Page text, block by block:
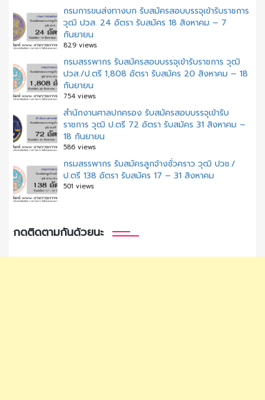
กรมการขนส่งทางบก รับสมัครสอบบรรจุเข้ารับราชการ
วุฒิ ปวส. 24 อัตรา รับสมัคร 18 สิงหาคม – 7
กันยายน
829 views
กรมสรรพากร รับสมัครสอบบรรจุเข้ารับราชการ วุฒิ
ปวส./ป.ตรี 1,808 อัตรา รับสมัคร 20 สิงหาคม – 18
กันยายน
754 views
สํานักงานศาลปกครอง รับสมัครสอบบรรจุเข้ารับ
ราชการ วุฒิ ป.ตรี 72 อัตรา รับสมัคร 31 สิงหาคม –
18 กันยายน
586 views
กรมสรรพากร รับสมัครลูกจ้างชั่วคราว วุฒิ ปวช./
ป.ตรี 138 อัตรา รับสมัคร 17 – 31 สิงหาคม
501 views
กดติดตามกันด้วยนะ